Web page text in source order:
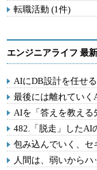
転職活動 (1件)
エンジニアライフ 最
AIにDB設計を任せ
最後には離れていく
AIを「答えを教える
482.「脱走」したAI
包み込んでいく、セ
人間は、弱いから